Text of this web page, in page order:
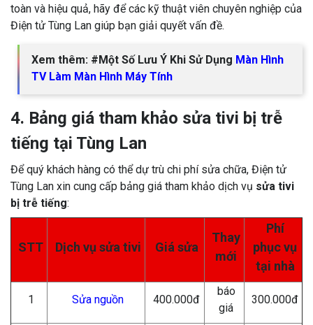
toàn và hiệu quả, hãy để các kỹ thuật viên chuyên nghiệp của
Điện tử Tùng Lan giúp bạn giải quyết vấn đề.
Xem thêm: #Một Số Lưu Ý Khi Sử Dụng Màn Hình
TV Làm Màn Hình Máy Tính
4. Bảng giá tham khảo sửa tivi bị trễ
tiếng tại Tùng Lan
Để quý khách hàng có thể dự trù chi phí sửa chữa, Điện tử
Tùng Lan xin cung cấp bảng giá tham khảo dịch vụ sửa tivi
bị trễ tiếng:
STT Dịch vụ sửa tivi Giá sửa
Thay
mới
Phí
phục vụ
tại nhà
1 Sửa nguồn 400.000đ
báo
giá
300.000đ